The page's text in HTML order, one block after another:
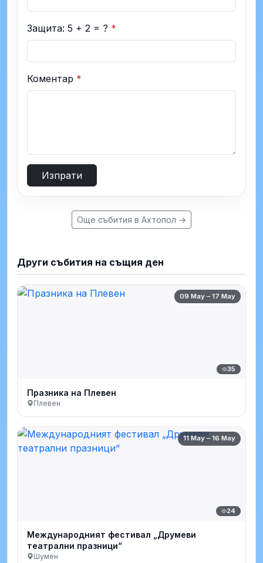
Защита: 5 + 2 = ? *
Коментар *
Изпрати
Още събития в Ахтопол →
Други събития на същия ден
09 May – 17 May
35
Празника на Плевен
Плевен
11 May – 16 May
24
Международният фестивал „Друмеви
театрални празници“
Шумен